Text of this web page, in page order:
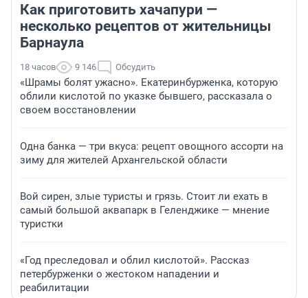
Как приготовить хачапури —
несколько рецептов от жительницы
Барнаула
18 часов 9 146 Обсудить
«Шрамы болят ужасно». Екатеринбурженка, которую
облили кислотой по указке бывшего, рассказала о
своем восстановлении
Одна банка — три вкуса: рецепт овощного ассорти на
зиму для жителей Архангельской области
Вой сирен, злые туристы и грязь. Стоит ли ехать в
самый большой аквапарк в Геленджике — мнение
туристки
«Год преследовал и облил кислотой». Рассказ
петербурженки о жестоком нападении и
реабилитации